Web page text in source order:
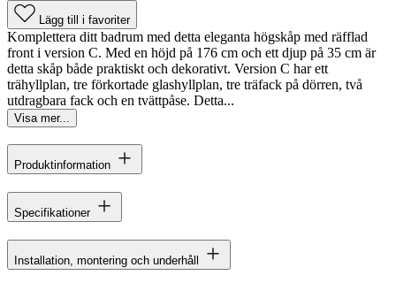
Lägg till i favoriter
Komplettera ditt badrum med detta eleganta högskåp med räfflad
front i version C. Med en höjd på 176 cm och ett djup på 35 cm är
detta skåp både praktiskt och dekorativt. Version C har ett
trähyllplan, tre förkortade glashyllplan, tre träfack på dörren, två
utdragbara fack och en tvättpåse. Detta...
Visa mer...
Produktinformation
Specifikationer
Installation, montering och underhåll